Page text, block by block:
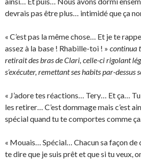
devrais pas être plus… intimidé que ça
« C’est pas la même chose… Et je te
assez à la base ! Rhabille-toi ! » continua
retirait des bras de Clari, celle-ci rigolant
s’exécuter, remettant ses habits par-dessus
« J’adore tes réactions… Tery… Et ça…
les retirer… C’est dommage mais c’est
spécial quand tu te comportes comme
« Mouais… Spécial… Chacun sa façon
te dire que je suis prêt et que si tu veux,